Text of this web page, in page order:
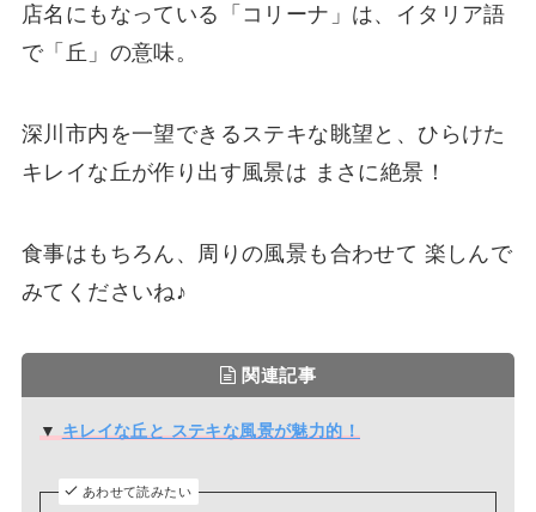
店名にもなっている「コリーナ」は、イタリア語
で「丘」の意味。
深川市内を一望できるステキな眺望と、ひらけた
キレイな丘が作り出す風景は まさに絶景！
食事はもちろん、周りの風景も合わせて 楽しんで
みてくださいね♪
関連記事
▼キレイな丘と ステキな風景が魅力的！
あわせて読みたい